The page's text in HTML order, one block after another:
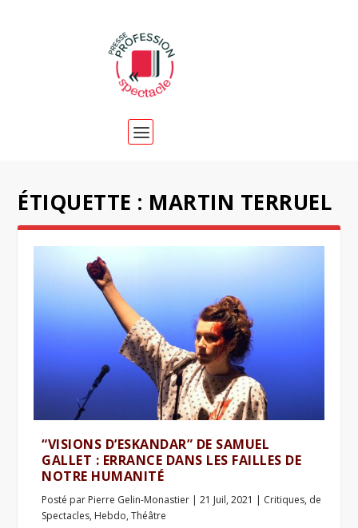
ÉTIQUETTE : MARTIN TERRUEL
“VISIONS D’ESKANDAR” DE SAMUEL
GALLET : ERRANCE DANS LES FAILLES DE
NOTRE HUMANITÉ
Posté par Pierre Gelin-Monastier |21 Juil, 2021 | Critiques, de
Spectacles, Hebdo,Théâtre